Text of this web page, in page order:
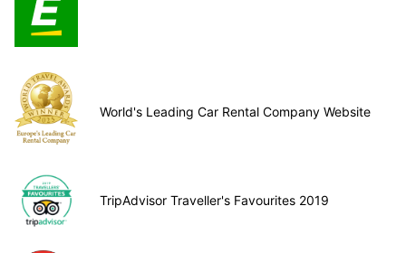
World's Leading Car Rental Company Website
TripAdvisor Traveller's Favourites 2019